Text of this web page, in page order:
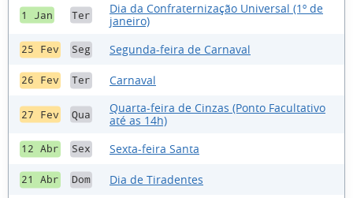
1 Jan Ter
Dia da Confraternização Universal (1º de
janeiro)
25 Fev Seg Segunda-feira de Carnaval
26 Fev Ter Carnaval
27 Fev Qua
Quarta-feira de Cinzas (Ponto Facultativo
até as 14h)
12 Abr Sex Sexta-feira Santa
21 Abr Dom Dia de Tiradentes